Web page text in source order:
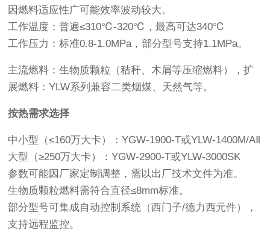
因燃料适应性广可能效率波动较大。
工作温度：普遍≤310℃-320℃，最高可达340℃
工作压力：标准0.8-1.0MPa，部分型号支持1.1MPa。
主流燃料：生物质颗粒（秸秆、木屑等压缩燃料），扩
展燃料：YLW系列兼容二类烟煤、天然气等。
按热需求选择
中小型（≤160万大卡）：YGW-1900-T或YLW-1400M/AⅡ
大型（≥250万大卡）：YGW-2900-T或YLW-3000SK
参数可能因厂家定制调整，需以出厂技术文件为准。
生物质颗粒燃料需符合直径≤8mm标准。
部分型号可集成自动控制系统（西门子/德力西元件），
支持远程监控。